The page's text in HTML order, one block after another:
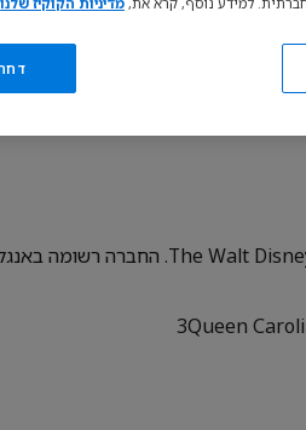
3Queen